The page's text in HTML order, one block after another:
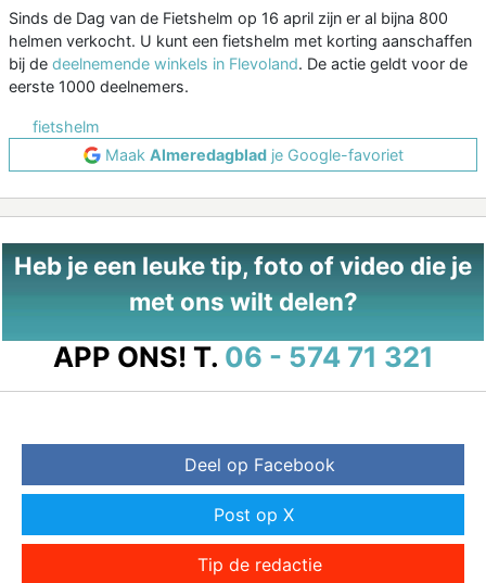
Sinds de Dag van de Fietshelm op 16 april zijn er al bijna 800
helmen verkocht. U kunt een fietshelm met korting aanschaffen
bij de deelnemende winkels in Flevoland. De actie geldt voor de
eerste 1000 deelnemers.
fietshelm
Maak Almeredagbladje Google-favoriet
Heb je een leuke tip, foto of video die je
met ons wilt delen?
APP ONS! T. 06 - 574 71 321
Deel op Facebook
Post op X
Tip de redactie